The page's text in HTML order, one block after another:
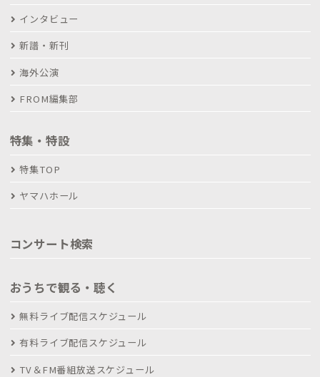
インタビュー
新譜・新刊
海外公演
FROM編集部
特集・特設
特集TOP
ヤマハホール
コンサート検索
おうちで観る・聴く
無料ライブ配信スケジュール
有料ライブ配信スケジュール
TV＆FM番組放送スケジュール